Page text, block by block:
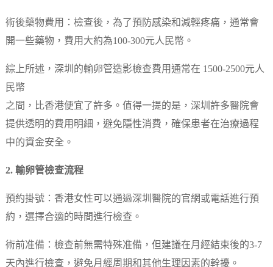
術後藥物費用：檢查後，為了預防感染和減輕疼痛，通常會
開一些藥物，費用大約為100-300元人民幣。
綜上所述，深圳的輸卵管造影檢查費用通常在 1500-2500元人
民幣
之間，比香港便宜了許多。值得一提的是，深圳許多醫院會
提供透明的費用明細，避免隱性消費，確保患者在治療過程
中的資金安全。
2. 輸卵管檢查流程
預約掛號：香港女性可以通過深圳醫院的官網或電話進行預
約，選擇合適的時間進行檢查。
術前准備：檢查前無需特殊准備，但建議在月經結束後的3-7
天內進行檢查，避免月經周期和其他生理因素的幹擾。